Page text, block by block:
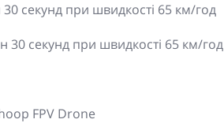
секунд при швидкості 65 км/год
30 секунд при швидкості 65 км/год
FPV Drone